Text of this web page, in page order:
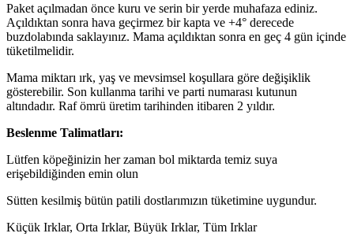
Paket açılmadan önce kuru ve serin bir yerde muhafaza ediniz.
Açıldıktan sonra hava geçirmez bir kapta ve +4° derecede
buzdolabında saklayınız. Mama açıldıktan sonra en geç 4 gün içinde
tüketilmelidir.
Mama miktarı ırk, yaş ve mevsimsel koşullara göre değişiklik
gösterebilir. Son kullanma tarihi ve parti numarası kutunun
altındadır. Raf ömrü üretim tarihinden itibaren 2 yıldır.
Beslenme Talimatları:
Lütfen köpeğinizin her zaman bol miktarda temiz suya
erişebildiğinden emin olun
Sütten kesilmiş bütün patili dostlarımızın tüketimine uygundur.
Küçük Irklar, Orta Irklar, Büyük Irklar, Tüm Irklar